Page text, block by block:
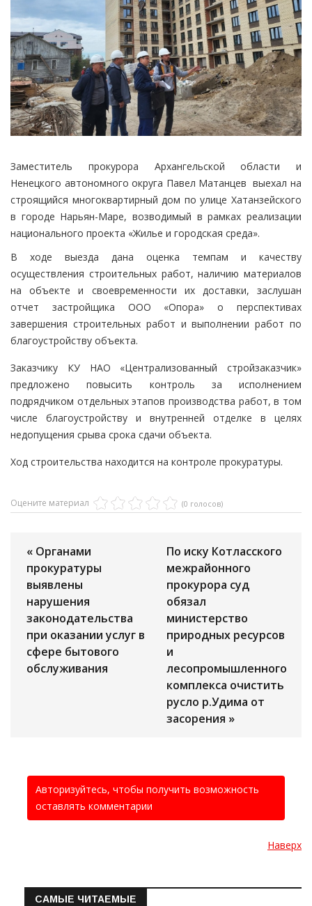
Заместитель прокурора Архангельской области и
Ненецкого автономного округа Павел Матанцев выехал на
строящийся многоквартирный дом по улице Хатанзейского
в городе Нарьян-Маре, возводимый в рамках реализации
национального проекта «Жилье и городская среда».
В ходе выезда дана оценка темпам и качеству
осуществления строительных работ, наличию материалов
на объекте и своевременности их доставки, заслушан
отчет застройщика ООО «Опора» о перспективах
завершения строительных работ и выполнении работ по
благоустройству объекта.
Заказчику КУ НАО «Централизованный стройзаказчик»
предложено повысить контроль за исполнением
подрядчиком отдельных этапов производства работ, в том
числе благоустройству и внутренней отделке в целях
недопущения срыва срока сдачи объекта.
Ход строительства находится на контроле прокуратуры.
Оцените материал (0 голосов)
« Органами
прокуратуры
выявлены
нарушения
законодательства
при оказании услуг в
сфере бытового
обслуживания
По иску Котласского
межрайонного
прокурора суд
обязал
министерство
природных ресурсов
и
лесопромышленного
комплекса очистить
русло р.Удима от
засорения »
Авторизуйтесь, чтобы получить возможность
оставлять комментарии
Наверх
САМЫЕ ЧИТАЕМЫЕ